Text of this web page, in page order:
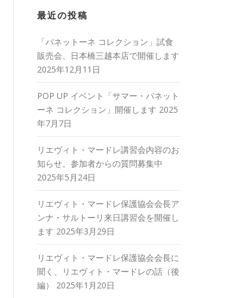
最近の投稿
「パネットーネ コレクション」試食
販売会、日本橋三越本店で開催します
2025年12月11日
POP UP イベント「サマー・パネット
ーネ コレクション」開催します 2025
年7月7日
リエヴィト・マードレ講習会内容のお
知らせ。参加者からの質問募集中
2025年5月24日
リエヴィト・マードレ保護協会会長ア
ンナ・サルトーリ来日講習会を開催し
ます 2025年3月29日
リエヴィト・マードレ保護協会会長に
聞く、リエヴィト・マードレの話（後
編）
2025年1月20日